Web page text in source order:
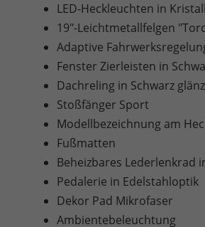
LED-Heckleuchten in
19"-Leichtmetallfelgen
Adaptive
Fenster Zierleisten in
Dachreling in Schwarz
Stoßfänger Sport
Modellbezeichnung am
Fußmatten
Beheizbares
Pedalerie in Edelstahloptik
Dekor Pad Mikrofaser
Ambientebeleuchtung